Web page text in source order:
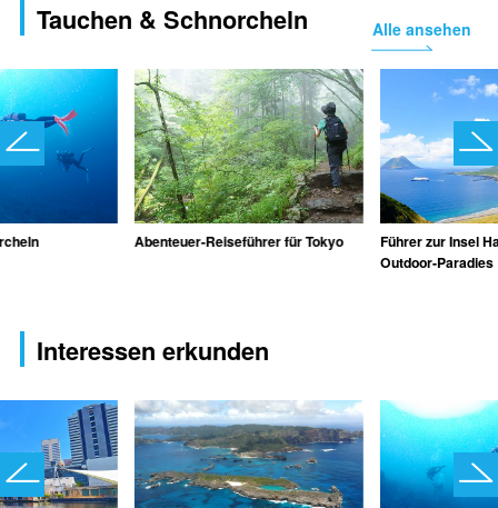
Tauchen & Schnorcheln Alle ansehen
Abenteuer-Reiseführer für Tokyo
Führer zur Insel
Outdoor-Paradies
Interessen erkunden